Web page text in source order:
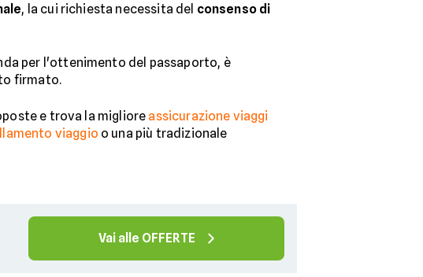
, la cui richiesta necessita del consenso di
per l'ottenimento del passaporto, è
firmato.
e trova la migliore assicurazione viaggi
viaggio o una più tradizionale
Vai alle OFFERTE